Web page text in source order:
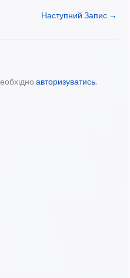
Наступний Запис →
авторизуватись.